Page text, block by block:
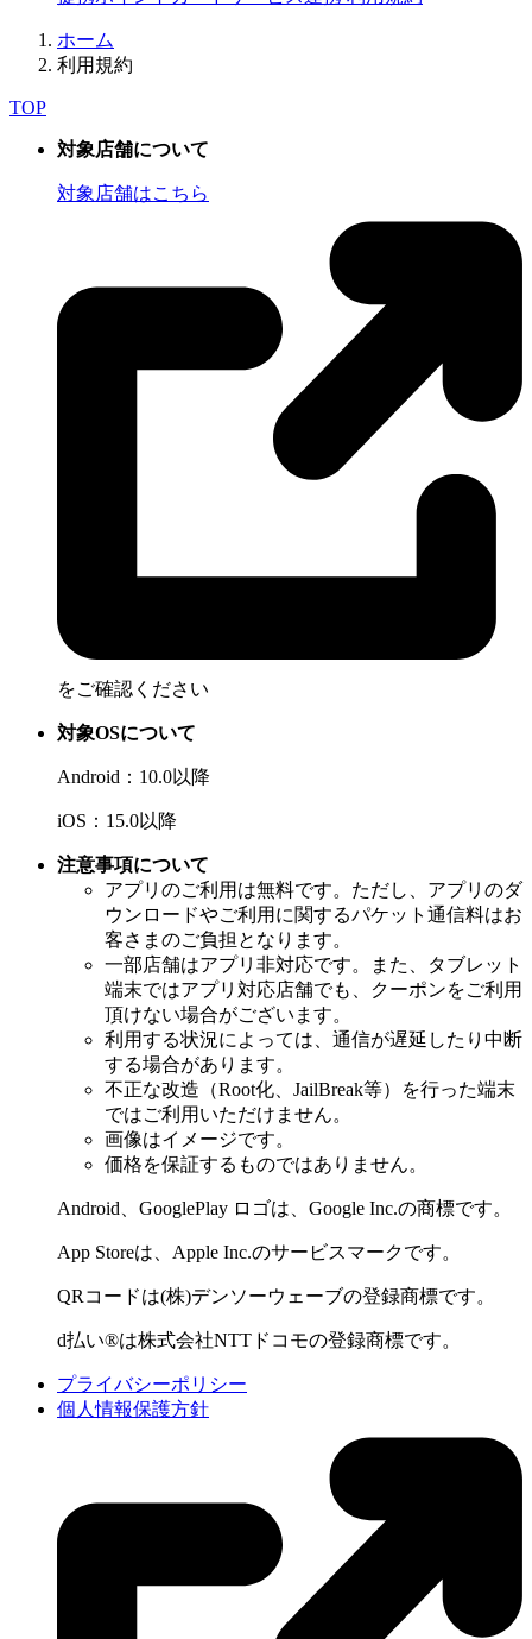
ホーム
利用規約
TOP
対象店舗について
対象店舗はこちら
をご確認ください
対象OSについて
Android：10.0以降
iOS：15.0以降
注意事項について
アプリのご利用は無料です。ただし、アプリのダ
ウンロードやご利用に関するパケット通信料はお
客さまのご負担となります。
一部店舗はアプリ非対応です。また、タブレット
端末ではアプリ対応店舗でも、クーポンをご利用
頂けない場合がございます。
利用する状況によっては、通信が遅延したり中断
する場合があります。
不正な改造（Root化、JailBreak等）を行った端末
ではご利用いただけません。
画像はイメージです。
価格を保証するものではありません。
Android、GooglePlay ロゴは、Google Inc.の商標です。
App Storeは、Apple Inc.のサービスマークです。
QRコードは(株)デンソーウェーブの登録商標です。
d払い®は株式会社NTTドコモの登録商標です。
プライバシーポリシー
個人情報保護方針